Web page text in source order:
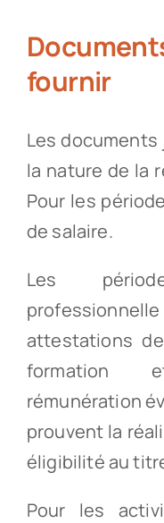
fournir
Les
la nature de la
Pour les
de salaire.
Les
attestations
formation
rémunération
prouvent la
éligibilité au
Pour les